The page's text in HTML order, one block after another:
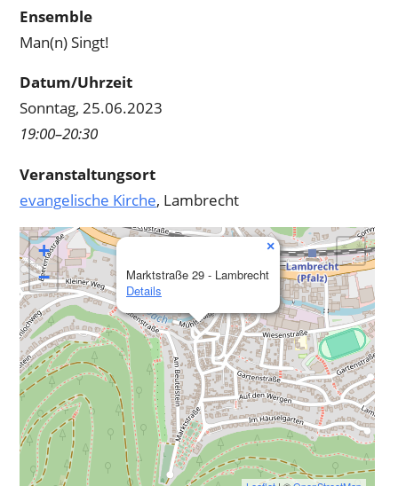
Ensemble
Man(n) Singt!
Datum/Uhrzeit
Sonntag, 25.06.2023
19:00–20:30
Veranstaltungsort
evangelische Kirche, Lambrecht
Marktstraße 29 - Lambrecht
Details
×
+
−